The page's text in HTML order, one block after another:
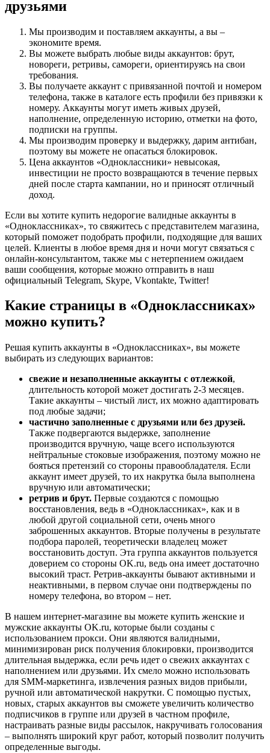
друзьями
Мы производим и поставляем аккаунты, а вы –
экономите время.
Вы можете выбрать любые виды аккаунтов: брут,
новореги, ретривы, самореги, ориентируясь на свои
требования.
Вы получаете аккаунт с привязанной почтой и номером
телефона, также в каталоге есть профили без привязки к
номеру. Аккаунты могут иметь живых друзей,
наполнение, определенную историю, отметки на фото,
подписки на группы.
Мы производим проверку и выдержку, дарим антибан,
поэтому вы можете не опасаться блокировок.
Цена аккаунтов «Одноклассники» невысокая,
инвестиции не просто возвращаются в течение первых
дней после старта кампании, но и приносят отличный
доход.
Если вы хотите купить недорогие валидные аккаунты в
«Одноклассниках», то свяжитесь с представителем магазина,
который поможет подобрать профили, подходящие для ваших
целей. Клиенты в любое время дня и ночи могут связаться с
онлайн-консультантом, также мы с нетерпением ожидаем
ваши сообщения, которые можно отправить в наш
официальный Telegram, Skype, Vkontakte, Twitter!
Какие страницы в «Одноклассниках»
можно купить?
Решая купить аккаунты в «Одноклассниках», вы можете
выбирать из следующих вариантов:
свежие и незаполненные аккаунты с отлежкой,
длительность которой может достигать 2-3 месяцев.
Такие аккаунты – чистый лист, их можно адаптировать
под любые задачи;
частично заполненные с друзьями или без друзей.
Также подвергаются выдержке, заполнение
производится вручную, чаще всего используются
нейтральные стоковые изображения, поэтому можно не
бояться претензий со стороны правообладателя. Если
аккаунт имеет друзей, то их накрутка была выполнена
вручную или автоматически;
ретрив и брут. Первые создаются с помощью
восстановления, ведь в «Одноклассниках», как и в
любой другой социальной сети, очень много
заброшенных аккаунтов. Вторые получены в результате
подбора паролей, теоретически владелец может
восстановить доступ. Эта группа аккаунтов пользуется
доверием со стороны OK.ru, ведь она имеет достаточно
высокий траст. Ретрив-аккаунты бывают активными и
неактивными, в первом случае они подтверждены по
номеру телефона, во втором – нет.
В нашем интернет-магазине вы можете купить женские и
мужские аккаунты OK.ru, которые были созданы с
использованием прокси. Они являются валидными,
минимизирован риск получения блокировки, производится
длительная выдержка, если речь идет о свежих аккаунтах с
наполнением или друзьями. Их смело можно использовать
для SMM-маркетинга, извлечения разных видов прибыли,
ручной или автоматической накрутки. С помощью пустых,
новых, старых аккаунтов вы сможете увеличить количество
подписчиков в группе или друзей в частном профиле,
настраивать разные виды рассылок, накручивать голосования
– выполнять широкий круг работ, который позволит получить
определенные выгоды.